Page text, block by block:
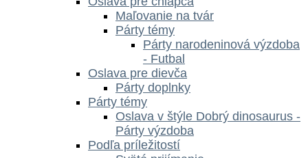
Maľovanie na tvár
Párty témy
Párty narodeninová výzdoba
- Futbal
Oslava pre dievča
Párty doplnky
Párty témy
Oslava v štýle Dobrý dinosaurus -
Párty výzdoba
Podľa príležitostí